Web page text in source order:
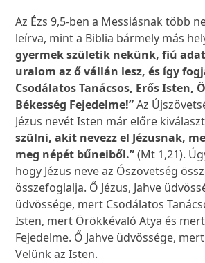
Az Ézs 9,5-ben a Messiásnak több
leírva, mint a Biblia bármely más
gyermek születik nekünk, fiú
uralom az ő vállán lesz, és így
Csodálatos Tanácsos, Erős Isten,
Békesség Fejedelme!”Az
Jézus nevét Isten már előre
szülni, akit nevezz el Jézusnak,
meg népét bűneiből.”(Mt 1,21).
hogy Jézus neve az Ószövetség
összefoglalja. Ő Jézus, Jahve
üdvössége, mert Csodálatos
Isten, mert Örökkévaló Atya és
Fejedelme. Ő Jahve üdvössége,
Velünk az Isten.